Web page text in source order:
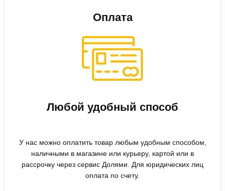
Оплата
Любой удобный способ
У нас можно оплатить товар любым удобным способом,
наличными в магазине или курьеру, картой или в
рассрочку через сервис Долями. Для юридических лиц
оплата по счету.